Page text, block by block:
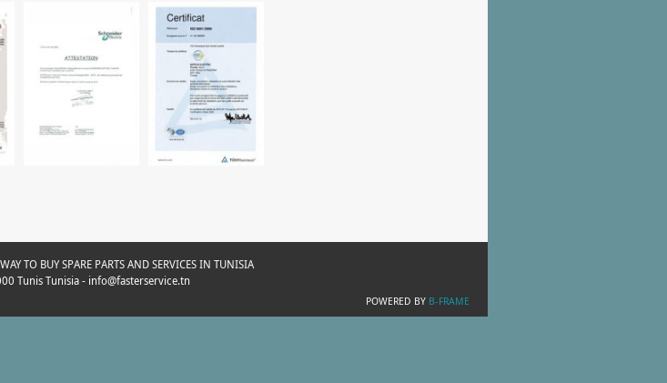
TO BUY SPARE PARTS AND SERVICES IN TUNISIA
Tunis Tunisia - info@fasterservice.tn
POWERED BY B-FRAME